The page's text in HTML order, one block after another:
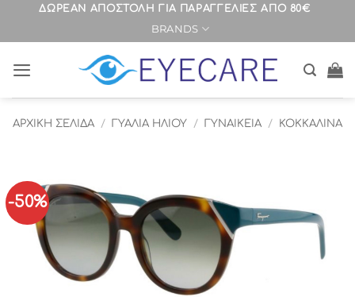
ΜετάβασηΔΩΡΕΑΝ ΑΠΟΣΤΟΛΗ ΓΙΑ ΠΑΡΑΓΓΕΛΙΕΣ ΑΠΟ 80€
BRANDS
ΑΡΧΙΚΉ ΣΕΛΊΔΑ / ΓΥΑΛΙΑ ΗΛΙΟΥ / ΓΥΝΑΙΚΕΙΑ / ΚΟΚΚΑΛΙΝΑ
-50%